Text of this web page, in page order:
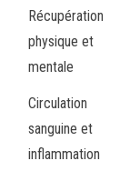
Récupération
physique et
mentale
Circulation
sanguine et
inflammation